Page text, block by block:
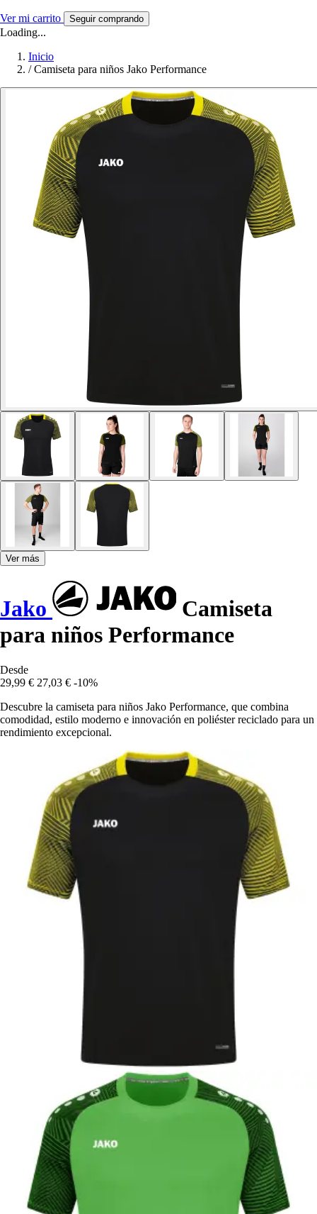
Ver mi carrito Seguir comprando
Loading...
Inicio
/ Camiseta para niños Jako Performance
Ver más
Jako
Camiseta
para niños Performance
Desde
29,99 € 27,03 € -10%
Descubre la camiseta para niños Jako Performance, que combina
comodidad, estilo moderno e innovación en poliéster reciclado para un
rendimiento excepcional.